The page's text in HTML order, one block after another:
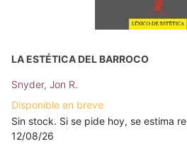
LA ESTÉTICA DEL BARROCO
Snyder, Jon R.
Disponible en breve
Sin stock. Si se pide hoy, se estima
12/08/26